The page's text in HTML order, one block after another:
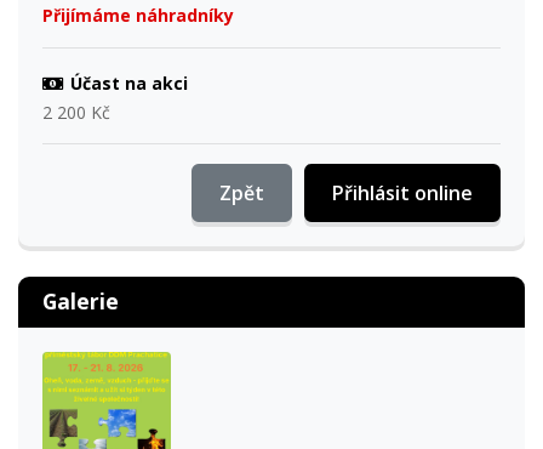
Přijímáme náhradníky
Účast na akci
2 200 Kč
Přihlásit online
Zpět
Galerie